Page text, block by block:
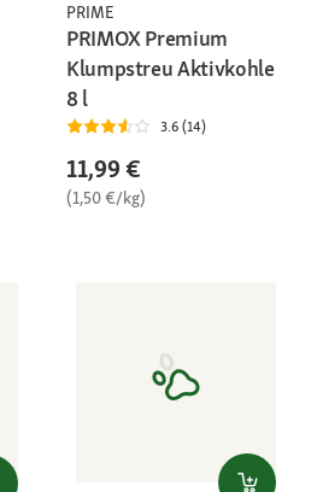
PRIME
PRIMOX Premium
Klumpstreu Aktivkohle
8 l
3.6 (14)
11,99 €
(1,50 €/kg)